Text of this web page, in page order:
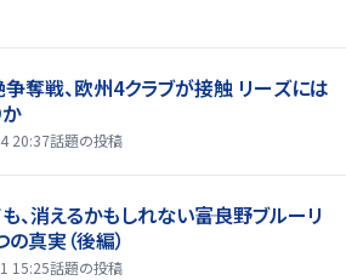
奪戦、欧州4クラブが接触 リーズには
20:37話題の投稿
、消えるかもしれない――富良野ブルーリ
の真実（後編）
15:25話題の投稿